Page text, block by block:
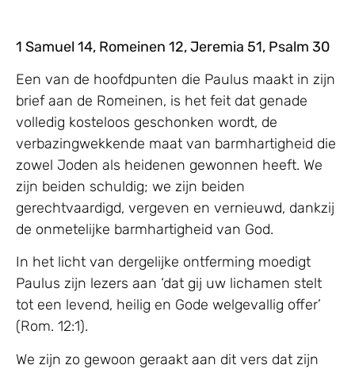
1 Samuel 14, Romeinen 12, Jeremia 51, Psalm 30
Een van de hoofdpunten die Paulus maakt in zijn
brief aan de Romeinen, is het feit dat genade
volledig kosteloos geschonken wordt, de
verbazingwekkende maat van barmhartigheid die
zowel Joden als heidenen gewonnen heeft. We
zijn beiden schuldig; we zijn beiden
gerechtvaardigd, vergeven en vernieuwd, dankzij
de onmetelijke barmhartigheid van God.
In het licht van dergelijke ontferming moedigt
Paulus zijn lezers aan ‘dat gij uw lichamen stelt
tot een levend, heilig en Gode welgevallig offer’
(Rom. 12:1).
We zijn zo gewoon geraakt aan dit vers dat zijn